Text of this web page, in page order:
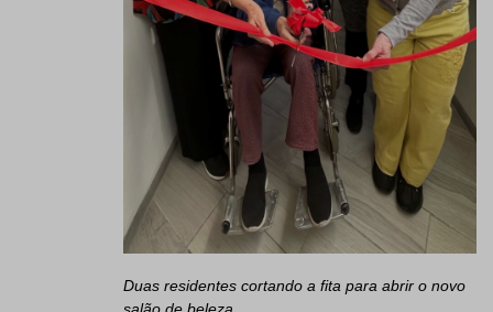
Duas residentes cortando a fita para abrir o novo